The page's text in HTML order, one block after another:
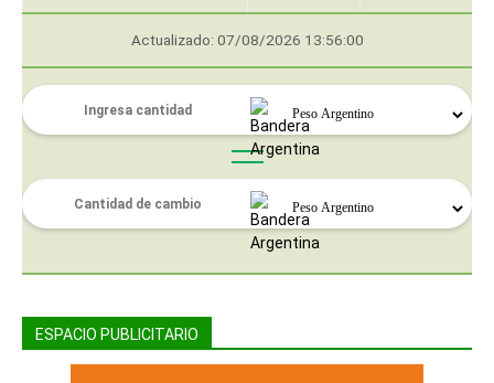
Actualizado: 07/08/2026 13:56:00
ESPACIO PUBLICITARIO